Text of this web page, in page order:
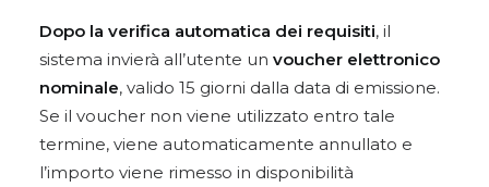
Dopo la verifica automatica dei requisiti, il
sistema invierà all’utente un voucher elettronico
nominale, valido 15 giorni dalla data di emissione.
Se il voucher non viene utilizzato entro tale
termine, viene automaticamente annullato e
l’importo viene rimesso in disponibilità